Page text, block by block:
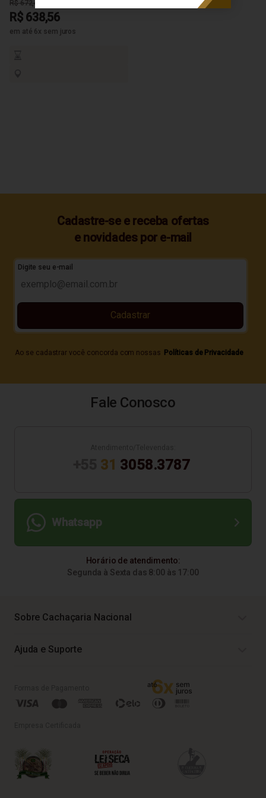
R$ 672,48
R$ 638,56
em até 6x sem juros
Cadastre-se e receba ofertas
e novidades por e-mail
Digite seu e-mail
Ao se cadastrar você concorda com nossas Políticas de Privacidade
Cadastrar
Fale Conosco
31 3058.3787
Whatsapp
Horário de atendimento:
Segunda à Sexta das 8:00 às 17:00
Sobre Cachaçaria Nacional
Ajuda e Suporte